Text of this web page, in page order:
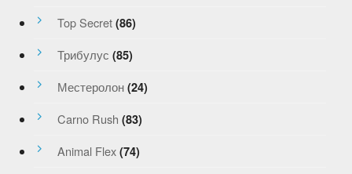
Top Secret (86)
Трибулус (85)
Местеролон (24)
Carno Rush (83)
Animal Flex (74)